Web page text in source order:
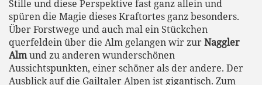
Stille und diese Perspektive fast ganz allein und
spüren die Magie dieses Kraftortes ganz besonders.
Über Forstwege und auch mal ein Stückchen
querfeldein über die Alm gelangen wir zurNaggler
Almund zu anderen wunderschönen
Aussichtspunkten, einer schöner als der andere. Der
Ausblick auf die Gailtaler Alpen ist gigantisch. Zum